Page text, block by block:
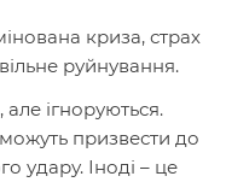
криза, страх
руйнування.
але ігноруються.
призвести до
удару. Іноді – це